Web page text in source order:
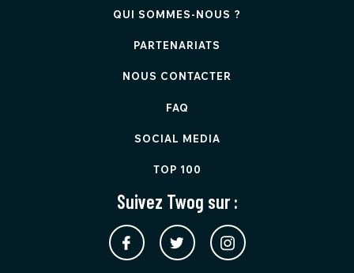
QUI SOMMES-NOUS ?
PARTENARIATS
NOUS CONTACTER
FAQ
SOCIAL MEDIA
TOP 100
Suivez Twog sur :